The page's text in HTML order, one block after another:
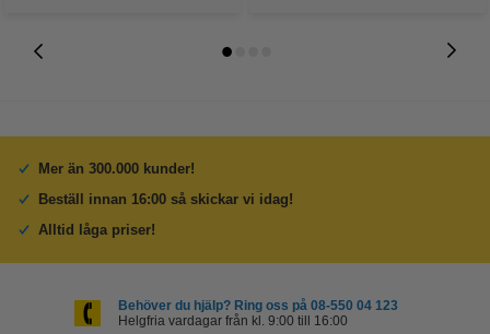
Mer än 300.000 kunder!
Beställ innan 16:00 så skickar vi idag!
Alltid låga priser!
Behöver du hjälp? Ring oss på 08-550 04 123
Helgfria vardagar från kl. 9:00 till 16:00